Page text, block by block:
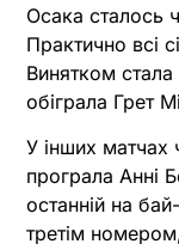
Осака сталось
Практично всі
Винятком
обіграла Грет
У інших матчах
програла Анні
останній на
третім